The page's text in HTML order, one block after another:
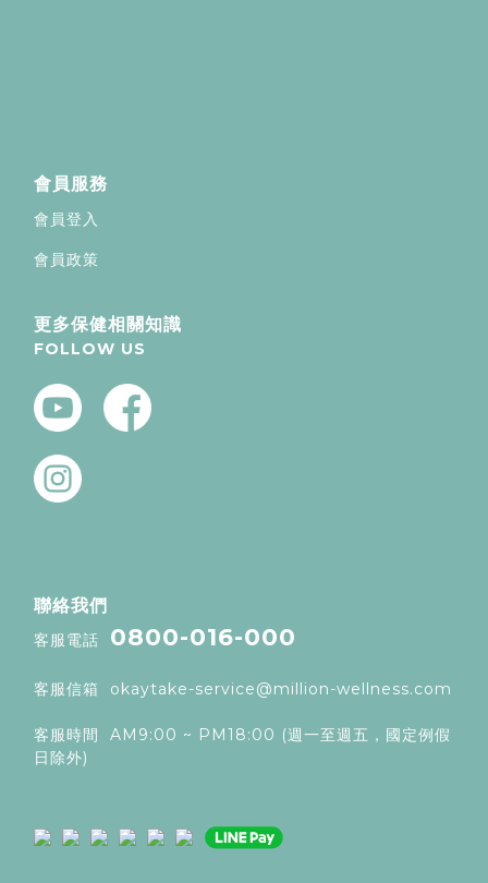
會員服務
會員登入
會員政策
更多保健相關知識
FOLLOW US
聯絡我們
客服電話 0800-016-000
客服信箱 okaytake-service@million-wellness.com
客服時間 AM9:00 ~ PM18:00 (週一至週五，國定例假
日除外)